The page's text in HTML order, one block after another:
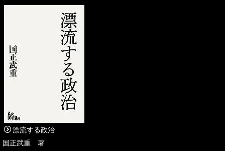
漂流する政治
国正武重 著